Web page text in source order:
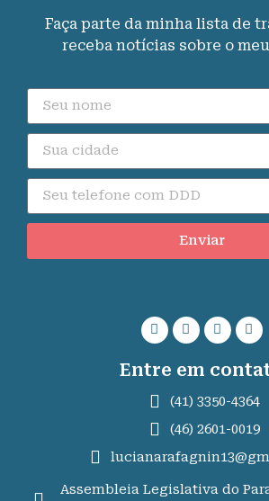
Faça parte da minha lista de
receba notícias sobre o
Enviar
Entre em
(41) 3350-4364
(46) 2601-0019
Assembleia Legislativa do